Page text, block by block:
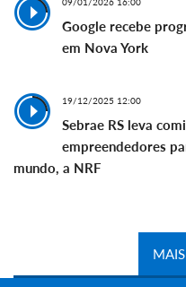
Google recebe
em Nova York
19/12/2025 12:00
Sebrae RS leva
empreendedores
mundo, a NRF